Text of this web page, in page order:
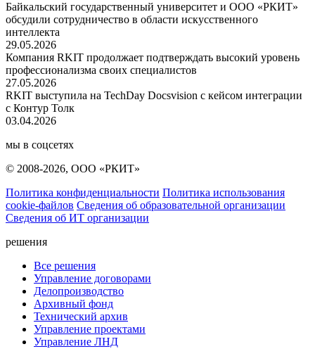
Байкальский государственный университет и ООО «РКИТ»
обсудили сотрудничество в области искусственного
интеллекта
29.05.2026
Компания RKIT продолжает подтверждать высокий уровень
профессионализма своих специалистов
27.05.2026
RKIT выступила на TechDay Docsvision с кейсом интеграции
с Контур Толк
03.04.2026
мы в соцсетях
© 2008-2026, ООО «РКИТ»
Политика конфиденциальности Политика использования
cookie-файлов Сведения об образовательной организации
Сведения об ИТ организации
решения
Все решения
Управление договорами
Делопроизводство
Архивный фонд
Технический архив
Управление проектами
Управление ЛНД